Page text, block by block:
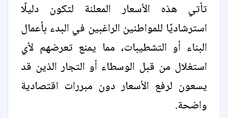
تأتي هذه الأسعار المعلنة لتكون دليلًا
استرشاديًا للمواطنين الراغبين في البدء بأعمال
البناء أو التشطيبات، مما يمنع تعرضهم لأي
استغلال من قبل الوسطاء أو التجار الذين قد
يسعون لرفع الأسعار دون مبررات اقتصادية
واضحة.